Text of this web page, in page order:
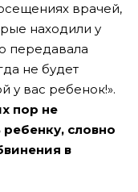
врачей,
находили у
передавала
не будет
у вас ребенок!».
пор не
словно
в